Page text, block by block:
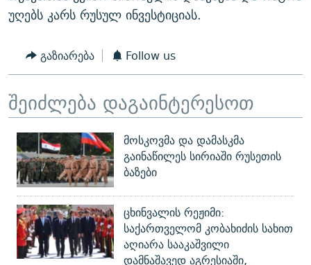
უღებს კარს რუსულ ინვესტიციას.
გაზიარება Follow us
შეიძლება დაგაინტერესოთ
მოსკოვმა და დამასკმა
გაინაწილეს სირიაში რუსეთის
ბაზები
ცხინვალის რეჟიმი:
საქართველომ კობახიძის სახით
აღიარა სააკაშვილი
დამნაშავედ აგრესიაში,